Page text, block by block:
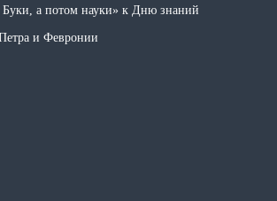
Буки, а потом науки» к Дню знаний
и Февронии